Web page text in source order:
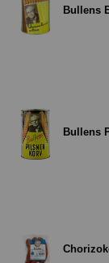
Bullens
Bullens